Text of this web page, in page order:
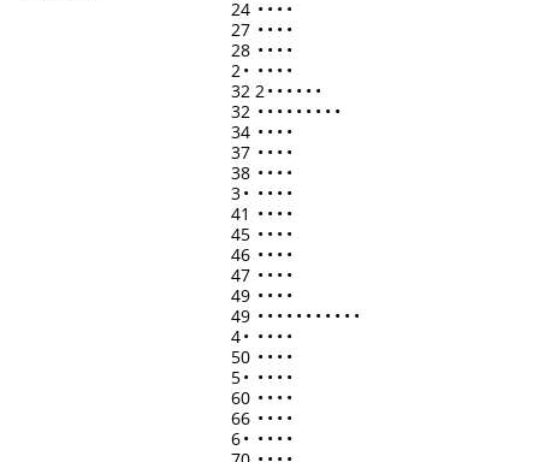
24 • • • •
27 • • • •
28 • • • •
2• • • • •
32 2• • • • • •
32 • • • • • • • • •
34 • • • •
37 • • • •
38 • • • •
3• • • • •
41 • • • •
45 • • • •
46 • • • •
47 • • • •
49 • • • •
49 • • • • • • • • • • •
4• • • • •
50 • • • •
5• • • • •
60 • • • •
66 • • • •
6• • • • •